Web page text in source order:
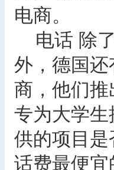
电商。
电话 除
外，德国
商，他们
专为大学
供的项目
话费最便宜